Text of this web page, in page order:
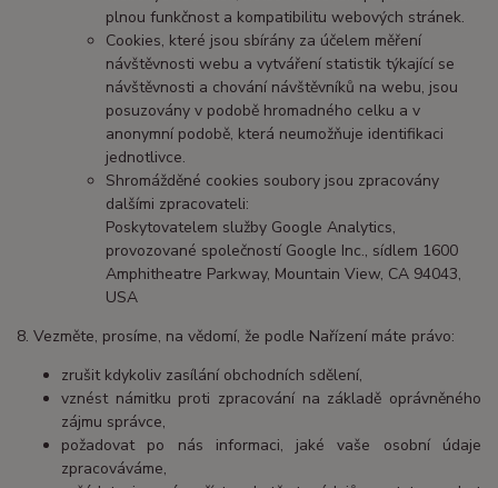
plnou funkčnost a kompatibilitu webových stránek.
Cookies, které jsou sbírány za účelem měření
návštěvnosti webu a vytváření statistik týkající se
návštěvnosti a chování návštěvníků na webu, jsou
posuzovány v podobě hromadného celku a v
anonymní podobě, která neumožňuje identifikaci
jednotlivce.
Shromážděné cookies soubory jsou zpracovány
dalšími zpracovateli:
Poskytovatelem služby Google Analytics,
provozované společností Google Inc., sídlem 1600
Amphitheatre Parkway, Mountain View, CA 94043,
USA
8. Vezměte, prosíme, na vědomí, že podle Nařízení máte právo:
zrušit kdykoliv zasílání obchodních sdělení,
vznést námitku proti zpracování na základě oprávněného
zájmu správce,
požadovat po nás informaci, jaké vaše osobní údaje
zpracováváme,